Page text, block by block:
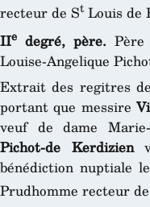
recteur de StLouis de
IIe degré, père.
Louise-Angelique
Extrait des regitres
portant que messire
veuf de dame
Pichot-de Kerdizien
bénédiction nuptiale
Prudhomme recteur